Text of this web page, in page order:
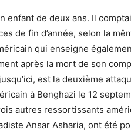
enfant de deux ans. Il
de fin d’année, selon la
qui enseigne
après la mort de son
est la deuxième
à Benghazi le 12
autres ressortissants
Ansar Asharia, ont été